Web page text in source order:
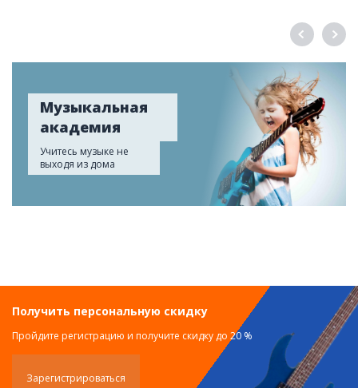
Музыкальная
академия
Учитесь музыке не
выходя из дома
Получить персональную скидку
Пройдите регистрацию и получите скидку до 20 %
Зарегистрироваться